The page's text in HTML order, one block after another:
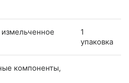
1
упаковка
компоненты,